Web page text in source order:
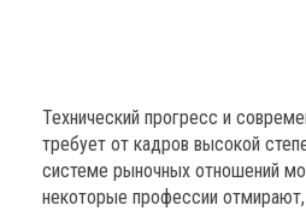
Технический прогресс и
требует от кадров высокой
системе рыночных отношений
некоторые профессии